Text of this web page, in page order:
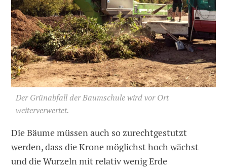
Der Grünabfall der Baumschule wird vor Ort
weiterverwertet.
Die Bäume müssen auch so zurechtgestutzt
werden, dass die Krone möglichst hoch wächst
und die Wurzeln mit relativ wenig Erde